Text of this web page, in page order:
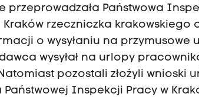
przeprowadzała Państwowa
rzeczniczka krakowskiego
o wysyłaniu na przymusowe
wysyłał na urlopy
pozostali złożyli wnioski
Inspekcji Pracy w